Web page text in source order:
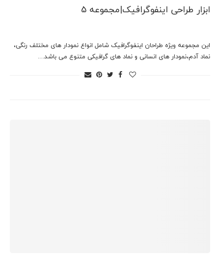
ابزار طراحی اینفوگرافیک|مجموعه 5
این مجموعه ویژه طراحان اینفوگرافیک شامل انواع نمودار های مختلف رنگی،
نماد آدم،نمودار های انسانی و نماد های گرافیکی متنوع می باشد…